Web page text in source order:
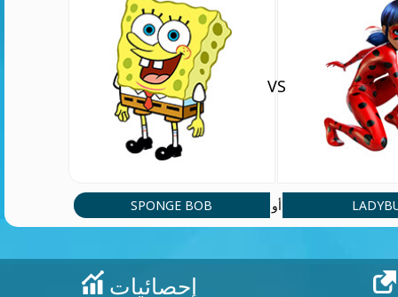
SPONGE BOB
VS
أو